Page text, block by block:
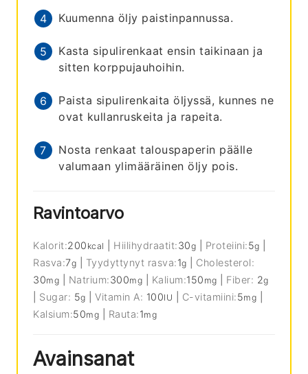
Kuumenna öljy paistinpannussa.
Kasta sipulirenkaat ensin taikinaan ja
sitten korppujauhoihin.
Paista sipulirenkaita öljyssä, kunnes ne
ovat kullanruskeita ja rapeita.
Nosta renkaat talouspaperin päälle
valumaan ylimääräinen öljy pois.
Ravintoarvo
Kalorit:200 kcal Hiilihydraatit:30g Proteiini:5g
Rasva:7g Tyydyttynyt rasva:1g
Cholesterol:
30mg Natrium:300mg Kalium:150 mg Fiber: 2g
Sugar: 5g |Vitamin A: 100IU C-vitamiini:5mg
Kalsium:50mg Rauta:1mg
Avainsanat